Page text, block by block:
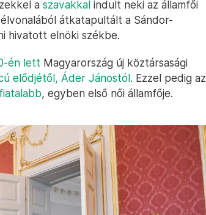
a szavakkal indult neki az államfői
átkatapultált a Sándor-
hivatott elnöki székbe.
én lett Magyarország új köztársasági
elődjétől, Áder Jánostól. Ezzel pedig az
, egyben első női államfője.